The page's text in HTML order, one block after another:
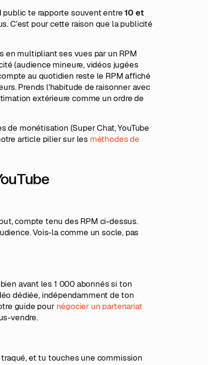
public te rapporte souvent entre10 et
C'est pour cette raison que la publicité
multipliant ses vues par un RPM
(audience mineure, vidéos jugées
au quotidien reste le RPM affiché
Prends l'habitude de raisonner avec
extérieure comme un ordre de
monétisation (Super Chat, YouTube
article pilier sur les méthodes de
compte tenu des RPM ci-dessus.
Vois-la comme un socle, pas
avant les 1 000 abonnés si ton
dédiée, indépendamment de ton
guide pour négocier un partenariat
vendre.
et tu touches une commission